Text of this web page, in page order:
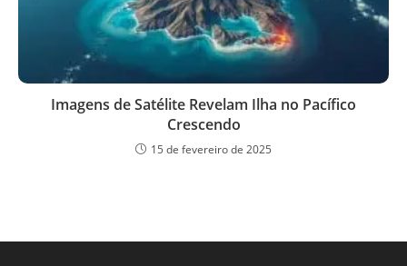
Imagens de Satélite Revelam Ilha no Pacífico
Crescendo
15 de fevereiro de 2025